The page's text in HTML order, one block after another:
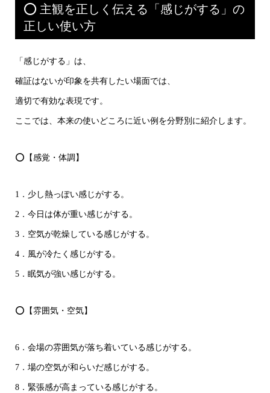
⭕ 主観を正しく伝える「感じがする」の
正しい使い方
「感じがする」は、
確証はないが印象を共有したい場面では、
適切で有効な表現です。
ここでは、本来の使いどころに近い例を分野別に紹介します。
⭕【感覚・体調】
1．少し熱っぽい感じがする。
2．今日は体が重い感じがする。
3．空気が乾燥している感じがする。
4．風が冷たく感じがする。
5．眠気が強い感じがする。
⭕【雰囲気・空気】
6．会場の雰囲気が落ち着いている感じがする。
7．場の空気が和らいだ感じがする。
8．緊張感が高まっている感じがする。